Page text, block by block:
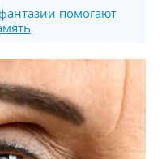
помогают